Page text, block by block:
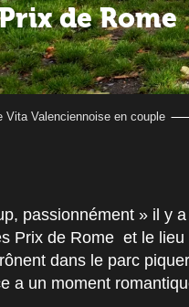
de Rome
Vita Valenciennoise en couple
passionnément » il y
Prix de Rome et le
dans le parc
a un moment